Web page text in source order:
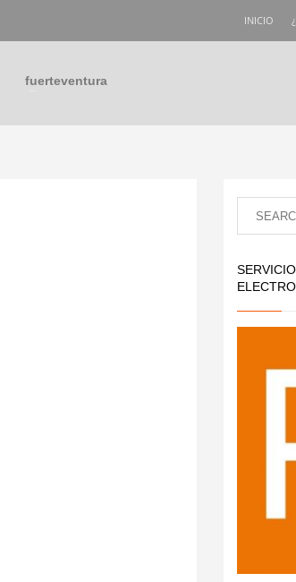
INICIO
fuerteventura